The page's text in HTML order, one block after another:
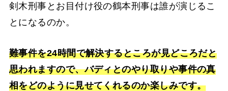
剣木刑事とお目付け役の鶴本刑事は誰が演じるこ
とになるのか。
難事件を24時間で解決するところが見どころだと
思われますので、バディとのやり取りや事件の真
相をどのように見せてくれるのか楽しみです。